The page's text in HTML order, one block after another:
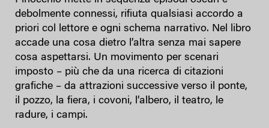
debolmente connessi, rifiuta qualsiasi accordo a
priori col lettore e ogni schema narrativo. Nel libro
accade una cosa dietro l’altra senza mai sapere
cosa aspettarsi. Un movimento per scenari
imposto – più che da una ricerca di citazioni
grafiche – da attrazioni successive verso il ponte,
il pozzo, la fiera, i covoni, l’albero, il teatro, le
radure, i campi.